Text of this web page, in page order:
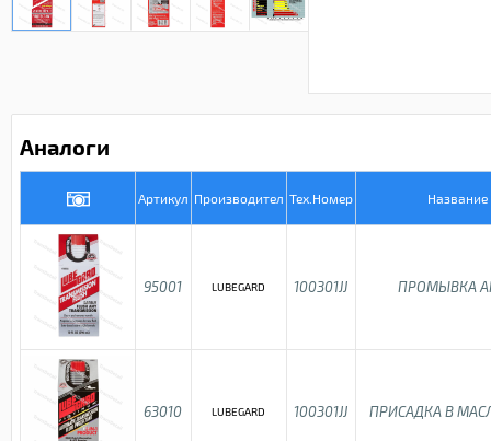
Аналоги
Артикул Производител Тех.Номер Название
95001 LUBEGARD 100301JJ ПРОМЫВКА
63010 LUBEGARD 100301JJ ПРИСАДКА В